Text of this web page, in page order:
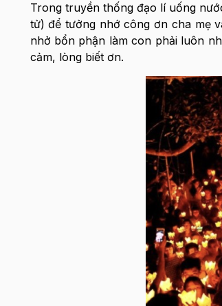
Trong truyền thống đạo lí uống
tử) để tưởng nhớ công ơn cha mẹ
nhở bổn phận làm con phải luôn
cảm, lòng biết ơn.